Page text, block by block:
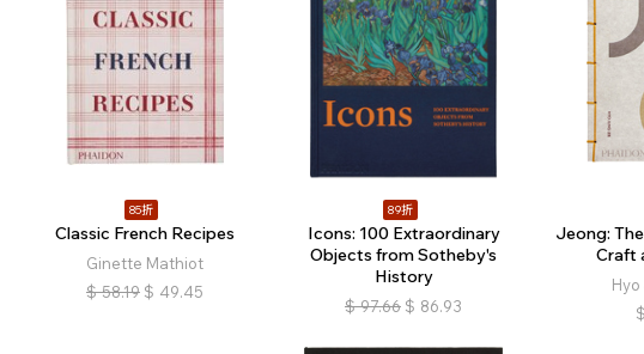
85折
Classic French Recipes
Ginette Mathiot
$ 58.19 $ 49.45
89折
Icons: 100 Extraordinary
Objects from Sotheby's
History
$ 97.66 $ 86.93
Jeong:
Craft
$